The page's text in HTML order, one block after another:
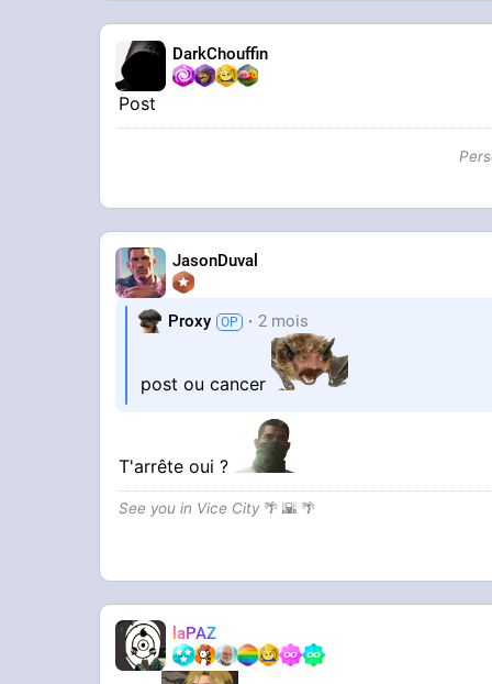
DarkChouffin
Post
JasonDuval
Proxy 2 mois
post ou cancer
T'arrête oui ?
See you in Vice City🌴 🌇 🌴
laPAZ